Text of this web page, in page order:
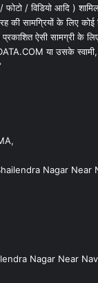
फोटो / विडियो आदि )
सामग्रियों के लिए कोई
ऐसी सामग्री के
या उसके
Nagar Near
Nagar Near